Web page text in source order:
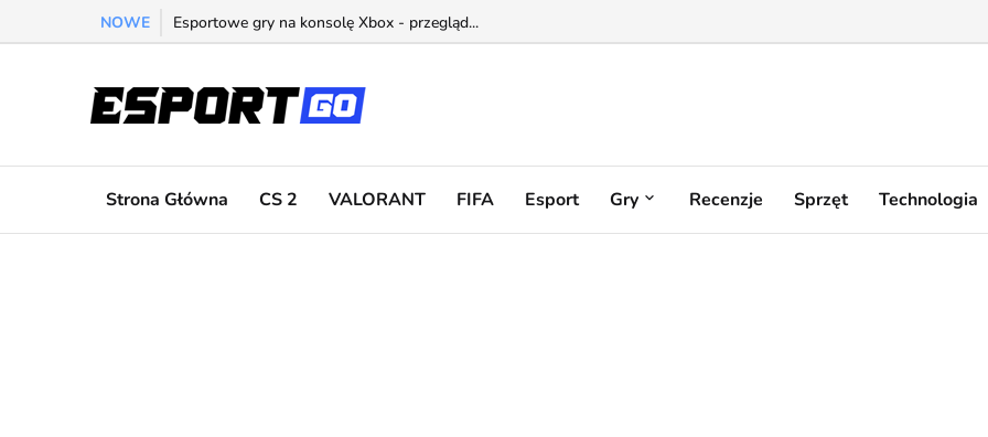
NOWE Esportowe gry na konsolę Xbox - przegląd...
Strona Główna CS 2 VALORANT FIFA Esport Gry Recenzje Sprzęt Technologia